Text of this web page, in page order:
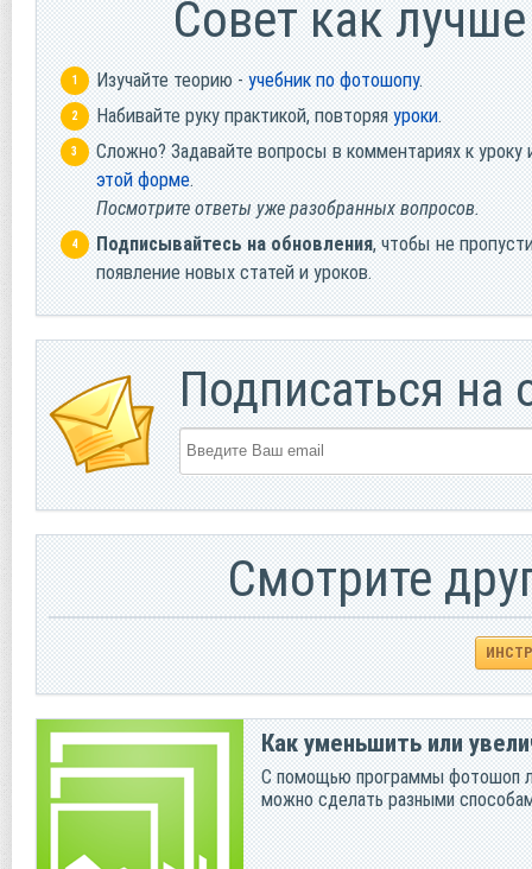
Cовет как
Изучайте теорию - учебник по фотошопу.
Набивайте руку практикой, повторяя уроки.
Сложно? Задавайте вопросы в комментариях к уроку
этой форме.
Посмотрите ответы уже разобранных вопросов.
Подписывайтесь на обновления, чтобы не
появление новых статей и уроков.
Подписаться на
Смотрите
Как уменьшить или
С помощью программы фотошоп
можно сделать разными